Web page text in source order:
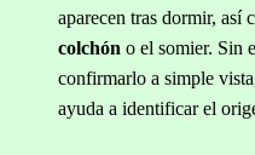
aparecen tras dormir, así
colchón o el somier. Sin
confirmarlo a simple
ayuda a identificar el